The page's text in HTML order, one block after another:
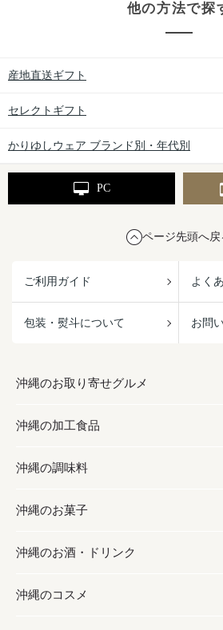
他の方法で探
産地直送ギフト
セレクトギフト
かりゆしウェア ブランド別・年代別
PC
ページ先頭へ戻
ご利用ガイド よく
包装・熨斗について お問
沖縄のお取り寄せグルメ
お取り寄せグルメ
フルーツ・野菜
お肉
海産物
沖縄の加工食品
加工食品
缶詰／パウチ
沖縄料理
沖縄そば／乾麺
沖縄の調味料
調味料
砂糖／黒砂糖
塩
沖縄のお菓子
お菓子
黒糖
沖縄のお酒・ドリンク
お酒・ドリンク
沖縄のコスメ